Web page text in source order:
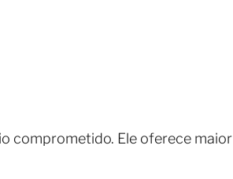
comprometido. Ele oferece maior